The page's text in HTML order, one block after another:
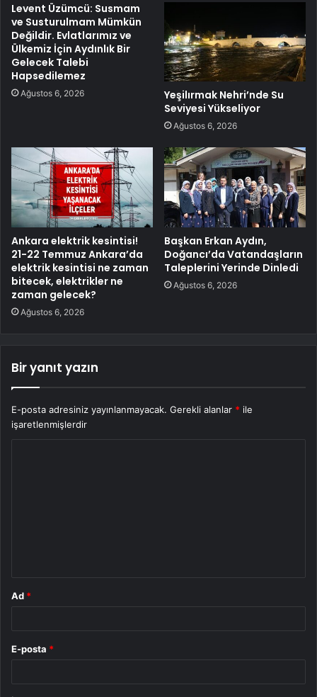
Levent Üzümcü: Susmam
ve Susturulmam Mümkün
Değildir. Evlatlarımız ve
Ülkemiz İçin Aydınlık Bir
Gelecek Talebi
Hapsedilemez
Ağustos 6, 2026
Yeşilırmak Nehri’nde Su
Seviyesi Yükseliyor
Ağustos 6, 2026
Ankara elektrik kesintisi!
21-22 Temmuz Ankara’da
elektrik kesintisi ne zaman
bitecek, elektrikler ne
zaman gelecek?
Ağustos 6, 2026
Başkan Erkan Aydın,
Doğancı’da Vatandaşların
Taleplerini Yerinde Dinledi
Ağustos 6, 2026
Bir yanıt yazın
E-posta adresiniz yayınlanmayacak. Gerekli alanlar * ile
işaretlenmişlerdir
Ad *
E-posta *